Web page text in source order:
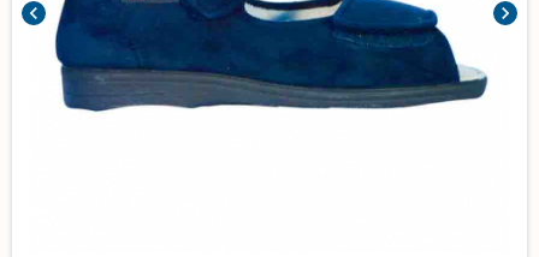
chevron_left chevron_right